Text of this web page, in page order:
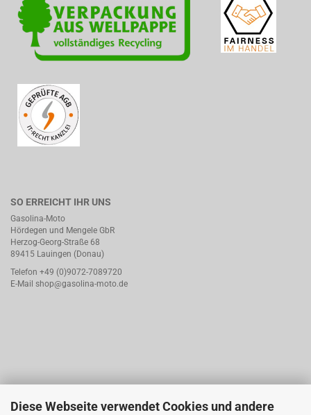
Diese Webseite verwendet Cookies und andere
SO ERREICHT IHR UNS
Gasolina-Moto
Hördegen und Mengele GbR
Herzog-Georg-Straße 68
89415 Lauingen (Donau)
Telefon +49 (0)9072-7089720
E-Mail shop@gasolina-moto.de